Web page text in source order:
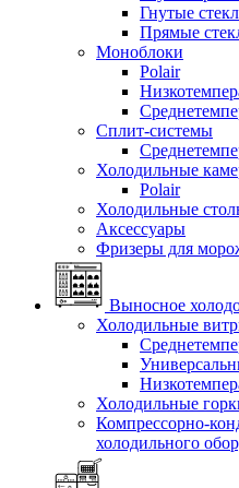
Гнутые
Прямые
Моноблоки
Polair
Сплит-системы
Холодильные
Polair
Холодильные
Аксессуары
Фризеры для
Выносное
Холодильные
Холодильные
Компрессорно-
холодильного